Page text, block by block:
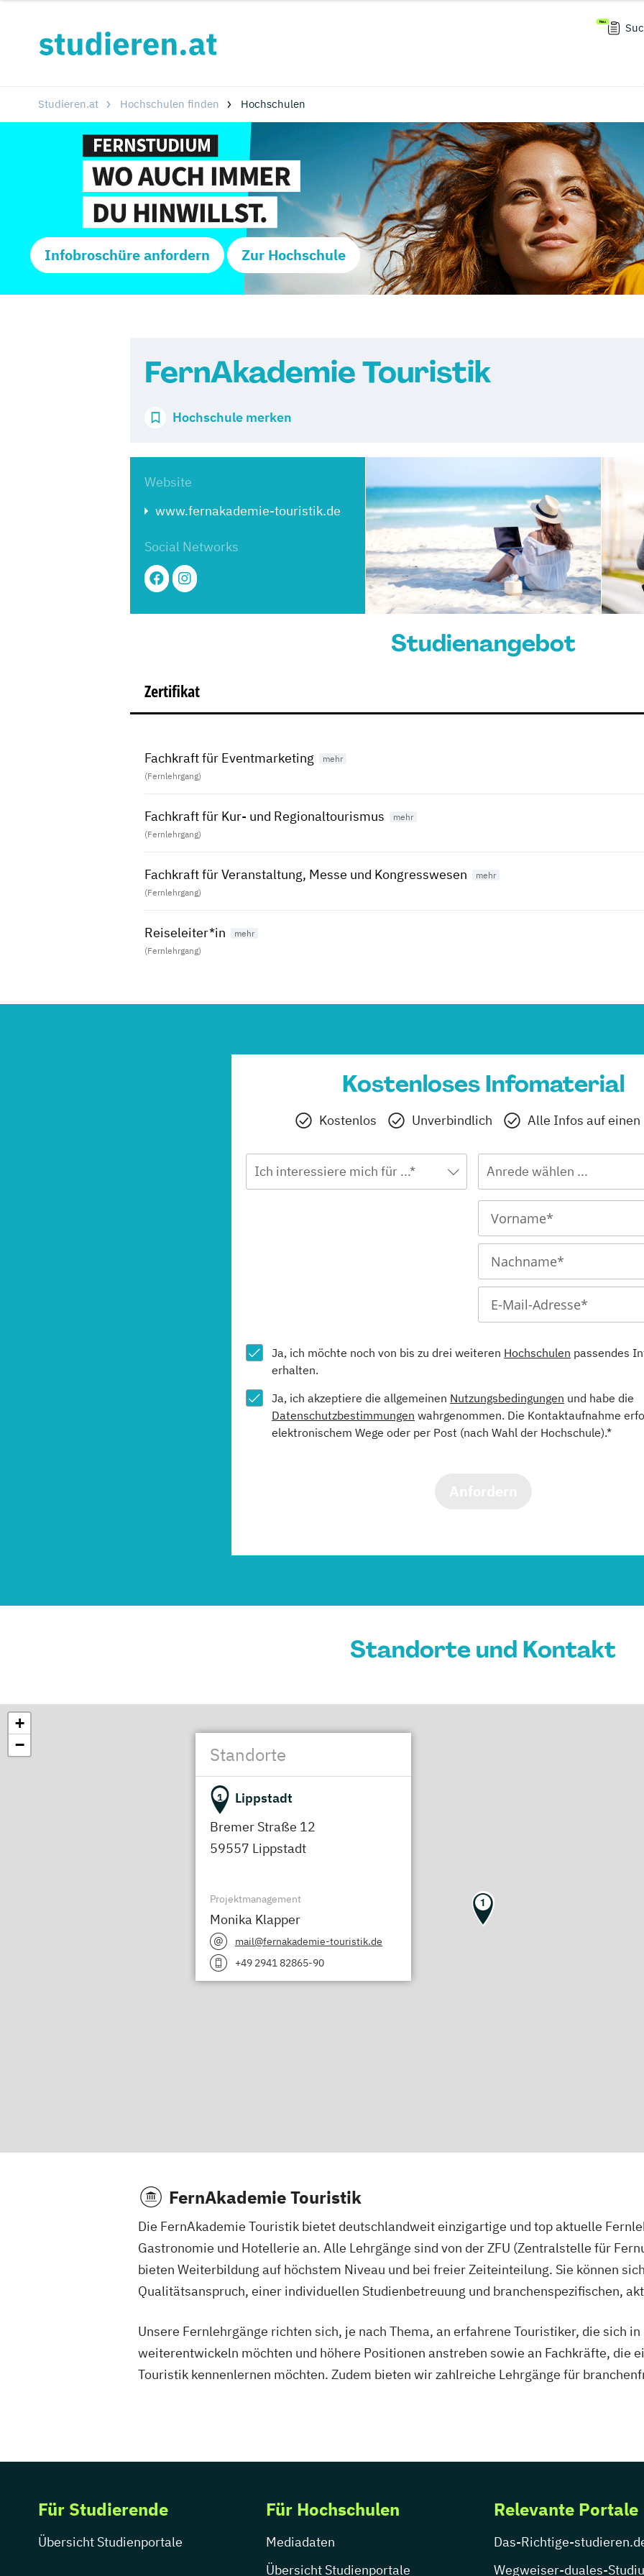
Studieren.at Hochschulen finden Hochschulen
Infobroschüre anfordern Zur Hochschule
FernAkademie Touristik
Hochschule merken
Website
www.fernakademie-touristik.de
Social Networks
Studienangebot
Zertifikat
Fachkraft für Eventmarketing
(Fernlehrgang)
Fachkraft für Kur- und Regionaltourismus
(Fernlehrgang)
Fachkraft für Veranstaltung, Messe und Kongresswesen
(Fernlehrgang)
Reiseleiter*in
(Fernlehrgang)
Kostenloses Infomaterial
Kostenlos Unverbindlich Alle Infos auf einen
Ich interessiere mich für ...* Anrede wählen ...
Ja, ich möchte noch von bis zu drei weiteren Hochschulen passendes
erhalten.
Ja, ich akzeptiere die allgemeinen Nutzungsbedingungen und habe die
Datenschutzbestimmungen wahrgenommen. Die Kontaktaufnahme
elektronischem Wege oder per Post (nach Wahl der Hochschule).*
Standorte und Kontakt
Standorte
1
Lippstadt
Bremer Straße 12
59557 Lippstadt
Projektmanagement
Monika Klapper
mail@fernakademie-touristik.de
+49 2941 82865-90
1
+
−
FernAkademie Touristik
Die FernAkademie Touristik bietet deutschlandweit einzigartige und top aktuelle
Gastronomie und Hotellerie an. Alle Lehrgänge sind von der ZFU (Zentralstelle für
bieten Weiterbildung auf höchstem Niveau und bei freier Zeiteinteilung. Sie können
Qualitätsanspruch, einer individuellen Studienbetreuung und branchenspezifischen,
Unsere Fernlehrgänge richten sich, je nach Thema, an erfahrene Touristiker, die sich
weiterentwickeln möchten und höhere Positionen anstreben sowie an Fachkräfte, die
Touristik kennenlernen möchten. Zudem bieten wir zahlreiche Lehrgänge für
Für Studierende
Übersicht Studienportale
Für Hochschulen
Mediadaten
Übersicht Studienportale
Relevante Portale
Das-Richtige-
Wegweiser-duales-